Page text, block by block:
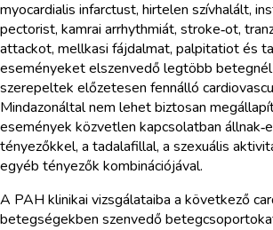
myocardialis infarctust, hirtelen szívhalált,
pectorist, kamrai arrhythmiát, stroke‑ot,
attackot, mellkasi fájdalmat, palpitatiot és
eseményeket elszenvedő legtöbb
szerepeltek előzetesen fennálló
Mindazonáltal nem lehet biztosan
események közvetlen kapcsolatban
tényezőkkel, a tadalafillal, a szexuális
egyéb tényezők kombinációjával.
A PAH klinikai vizsgálataiba a következő
betegségekben szenvedő